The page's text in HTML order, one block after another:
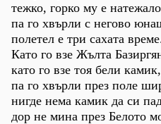
тежко, горко му е
па го хвърли с негово
полетел е три сахата
Като го взе Жълта
като го взе тоя бели камик,
па го хвърли през поле
нигде нема камик да си
дор не мина през Белото